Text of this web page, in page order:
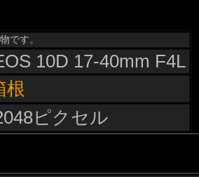
です。
10D 17-40mm F4L
根
ピクセル